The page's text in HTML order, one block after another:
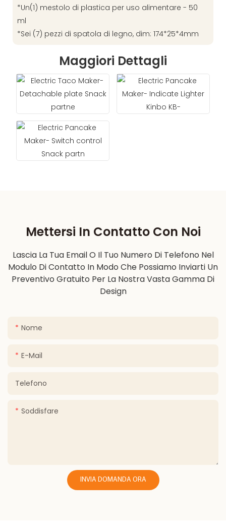
*Un(1) mestolo di plastica per uso alimentare - 50
ml
*Sei (7) pezzi di spatola di legno, dim: 174*25*4mm
Maggiori Dettagli
Mettersi In Contatto Con Noi
Lascia La Tua Email O Il Tuo Numero Di Telefono Nel
Modulo Di Contatto In Modo Che Possiamo Inviarti Un
Preventivo Gratuito Per La Nostra Vasta Gamma Di
Design
Nome
E-Mail
Telefono
Soddisfare
INVIA DOMANDA ORA